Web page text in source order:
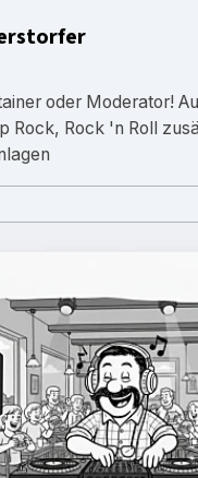
oder Moderator!
Rock, Rock 'n Roll